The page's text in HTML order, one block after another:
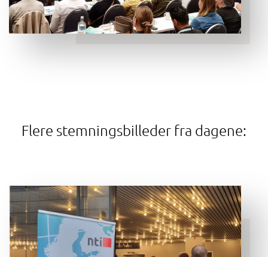
Flere stemningsbilleder fra dagene: